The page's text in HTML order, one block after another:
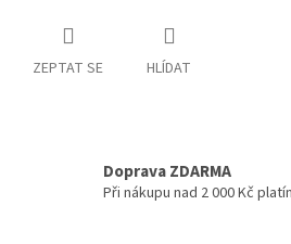
ZEPTAT SE HLÍDAT
Doprava ZDARMA
Při nákupu nad 2 000 Kč